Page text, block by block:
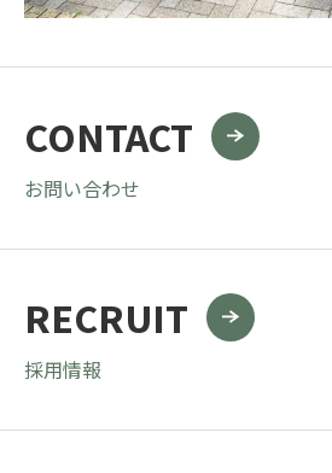
CONTACT
お問い合わせ
RECRUIT
採用情報